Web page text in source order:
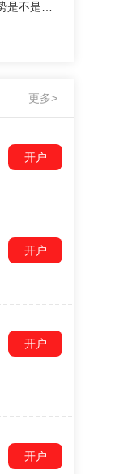
更多>
开户
开户
开户
开户